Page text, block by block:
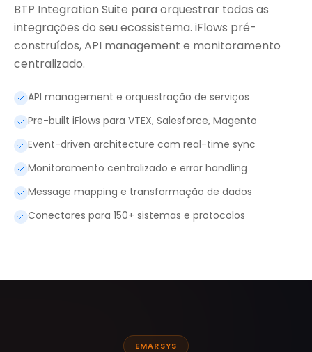
BTP Integration Suite para orquestrar todas as
integrações do seu ecossistema. iFlows pré-
construídos, API management e monitoramento
centralizado.
API management e orquestração de serviços
Pre-built iFlows para VTEX, Salesforce, Magento
Event-driven architecture com real-time sync
Monitoramento centralizado e error handling
Message mapping e transformação de dados
Conectores para 150+ sistemas e protocolos
EMARSYS